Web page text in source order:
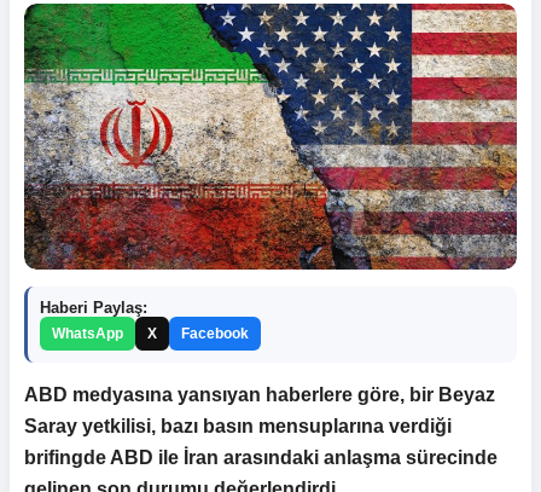
Haberi Paylaş:
WhatsApp X Facebook
ABD medyasına yansıyan haberlere göre, bir Beyaz
Saray yetkilisi, bazı basın mensuplarına verdiği
brifingde ABD ile İran arasındaki anlaşma sürecinde